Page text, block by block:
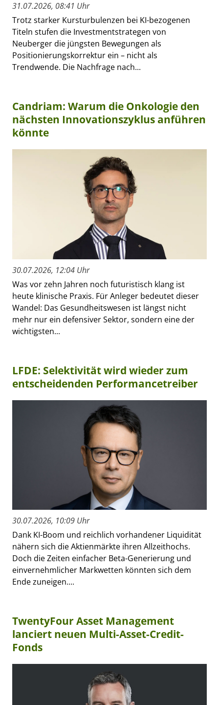
31.07.2026, 08:41 Uhr
Trotz starker Kursturbulenzen bei KI-bezogenen
Titeln stufen die Investmentstrategen von
Neuberger die jüngsten Bewegungen als
Positionierungskorrektur ein – nicht als
Trendwende. Die Nachfrage nach...
Candriam: Warum die Onkologie den
nächsten Innovationszyklus anführen
könnte
30.07.2026, 12:04 Uhr
Was vor zehn Jahren noch futuristisch klang ist
heute klinische Praxis. Für Anleger bedeutet dieser
Wandel: Das Gesundheitswesen ist längst nicht
mehr nur ein defensiver Sektor, sondern eine der
wichtigsten...
LFDE: Selektivität wird wieder zum
entscheidenden Performancetreiber
30.07.2026, 10:09 Uhr
Dank KI-Boom und reichlich vorhandener Liquidität
nähern sich die Aktienmärkte ihren Allzeithochs.
Doch die Zeiten einfacher Beta-Generierung und
einvernehmlicher Markwetten könnten sich dem
Ende zuneigen....
TwentyFour Asset Management
lanciert neuen Multi-Asset-Credit-
Fonds